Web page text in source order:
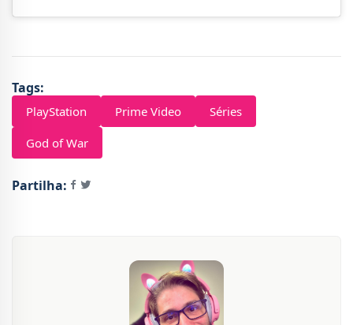
Tags:
PlayStation Prime Video
Séries
God of War
Partilha: